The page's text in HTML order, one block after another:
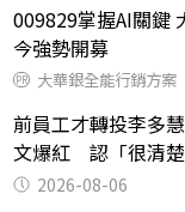
009829掌握AI關鍵
今強勢開募
大華銀全能行銷方案
前員工才轉投李多
文爆紅 認「很清楚
2026-08-06